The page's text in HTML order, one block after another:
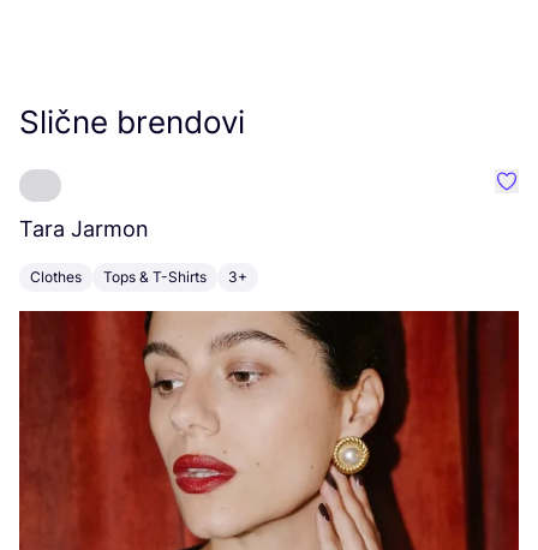
Slične brendovi
Tara Jarmon
Clothes Tops & T-Shirts 3+